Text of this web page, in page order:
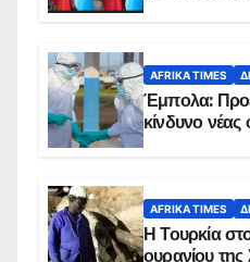
AFRIKA TIMES
Έμπολα:
κίνδυνο νέας
AFRIKA TIMES
Η Τουρκία
ουρανίου της